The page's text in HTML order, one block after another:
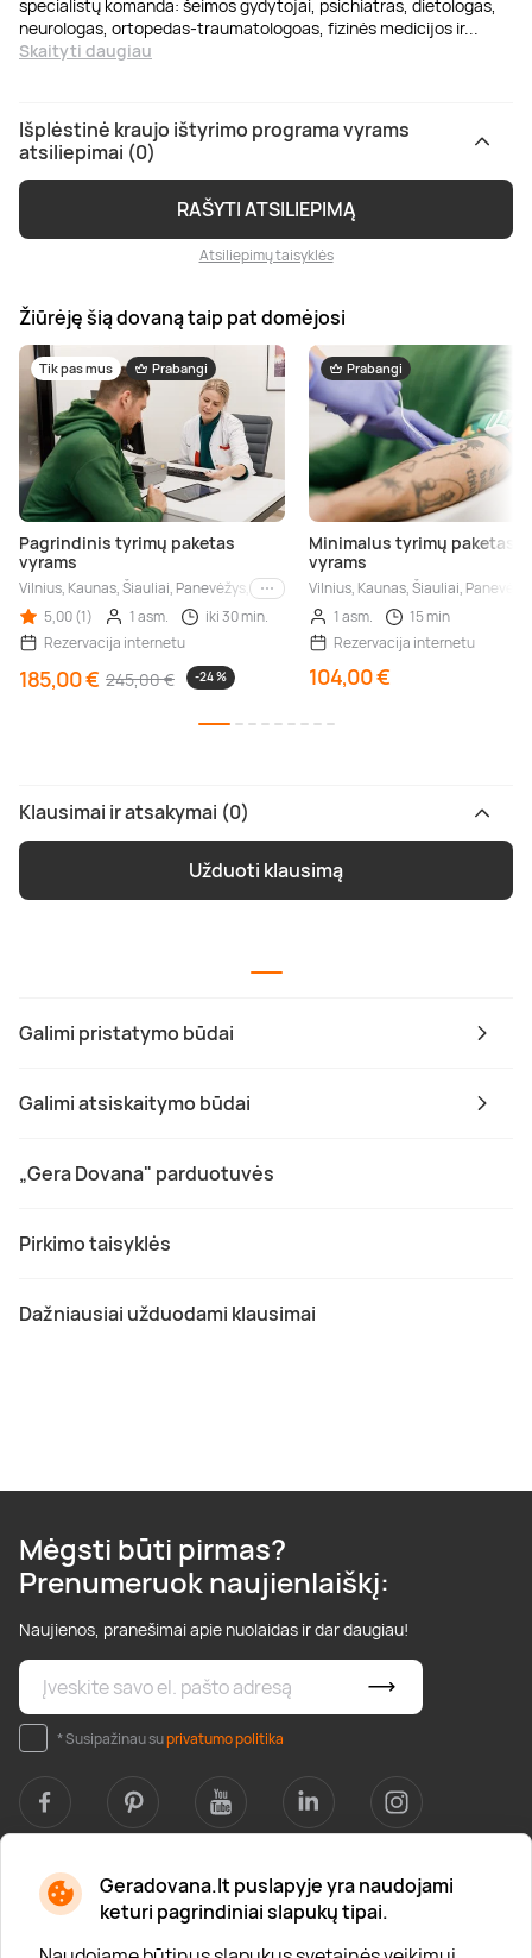
Geradovana.lt puslapyje yra naudojami
keturi pagrindiniai slapukų tipai.
Galimi pristatymo būdai
Galimi atsiskaitymo būdai
„Gera Dovana" parduotuvės
Pirkimo taisyklės
Dažniausiai užduodami klausimai
specialistų komanda: šeimos gydytojai, psichiatras, dietologas,
neurologas, ortopedas-traumatologoas, fizinės medicijos ir...
Skaityti daugiau
Išplėstinė kraujo ištyrimo programa vyrams
atsiliepimai (0)
RAŠYTI ATSILIEPIMĄ
Atsiliepimų taisyklės
Žiūrėję šią dovaną taip pat domėjosi
Tik pas mus Prabangi
Pagrindinis tyrimų paketas
vyrams
Vilnius, Kaunas, Šiauliai, Panevėžys, Mažeikiai
Kiti miestai
5,00 (1)
1 asm.
iki 30 min.
Rezervacija internetu
185,00 € 245,00 € -24 %
Prabangi
Minimalus tyrimų paketas
vyrams
Vilnius, Kaunas, Šiauliai,
1 asm.
15 min
Rezervacija internetu
104,00 €
Klausimai ir atsakymai (0)
Užduoti klausimą
Mėgsti būti pirmas?
Prenumeruok naujienlaiškį:
Naujienos, pranešimai apie nuolaidas ir dar daugiau!
* Susipažinau suprivatumo politika
Apie mus
Apie „Gera Dovana“